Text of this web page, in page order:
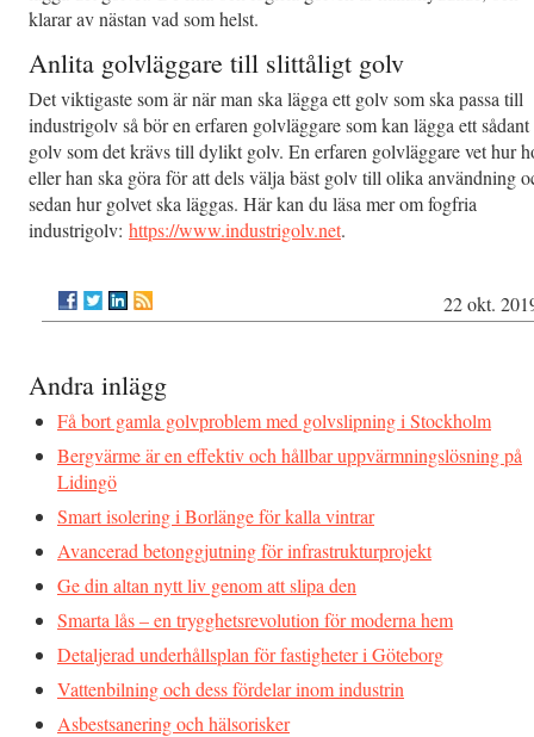
klarar av nästan vad som helst.
Anlita golvläggare till slittåligt golv
Det viktigaste som är när man ska lägga ett golv som ska passa till
industrigolv så bör en erfaren golvläggare som kan lägga ett sådant
golv som det krävs till dylikt golv. En erfaren golvläggare vet hur
eller han ska göra för att dels välja bäst golv till olika användning
sedan hur golvet ska läggas. Här kan du läsa mer om fogfria
industrigolv: https://www.industrigolv.net.
22 okt.
Andra inlägg
Få bort gamla golvproblem med golvslipning i Stockholm
Bergvärme är en effektiv och hållbar uppvärmningslösning på
Lidingö
Smart isolering i Borlänge för kalla vintrar
Avancerad betonggjutning för infrastrukturprojekt
Ge din altan nytt liv genom att slipa den
Smarta lås – en trygghetsrevolution för moderna hem
Detaljerad underhållsplan för fastigheter i Göteborg
Vattenbilning och dess fördelar inom industrin
Asbestsanering och hälsorisker